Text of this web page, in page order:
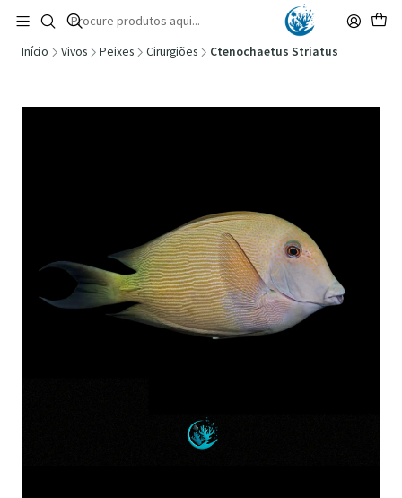
🚚 Portugal Continental: Portes Grátis desde 149,90€ (Envio extresso: 14,90€)
Ler mais
Início Vivos Peixes Cirurgiões Ctenochaetus Striatus